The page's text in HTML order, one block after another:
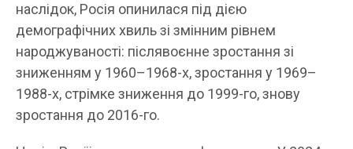
наслідок, Росія опинилася під дією
демографічних хвиль зі змінним рівнем
народжуваності: післявоєнне зростання зі
зниженням у 1960–1968-х, зростання у 1969–
1988-х, стрімке зниження до 1999-го, знову
зростання до 2016-го.